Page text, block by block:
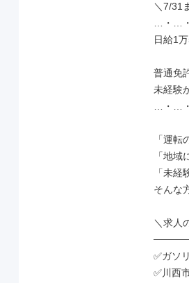
＼7/31
…・…
日給1
普通免
未経験
…・…
「運転
「地域
「未経
そんな
＼求人
✅ガソ
✅川西